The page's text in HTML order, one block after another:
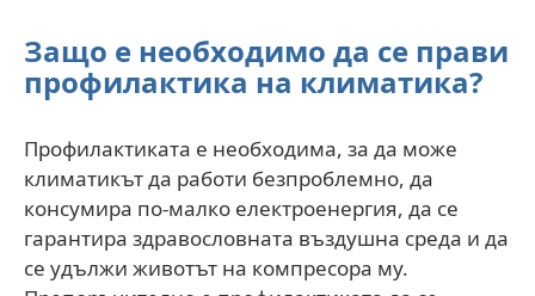
Защо е необходимо да се прави
профилактика на климатика?
Профилактиката е необходима, за да може
климатикът да работи безпроблемно, да
консумира по-малко електроенергия, да се
гарантира здравословната въздушна среда и да
се удължи животът на компресора му.